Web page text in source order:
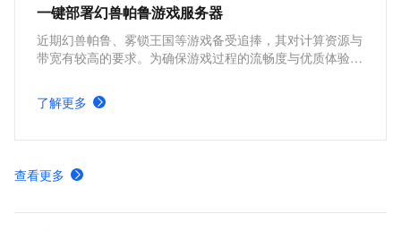
一键部署幻兽帕鲁游戏服务器
近期幻兽帕鲁、雾锁王国等游戏备受追捧，其对计算资源与
带宽有较高的要求。为确保游戏过程的流畅度与优质体验，
大的玩家群体提供专属联机服务器，一键购买部署，轻松开
启游戏。
了解更多
查看更多